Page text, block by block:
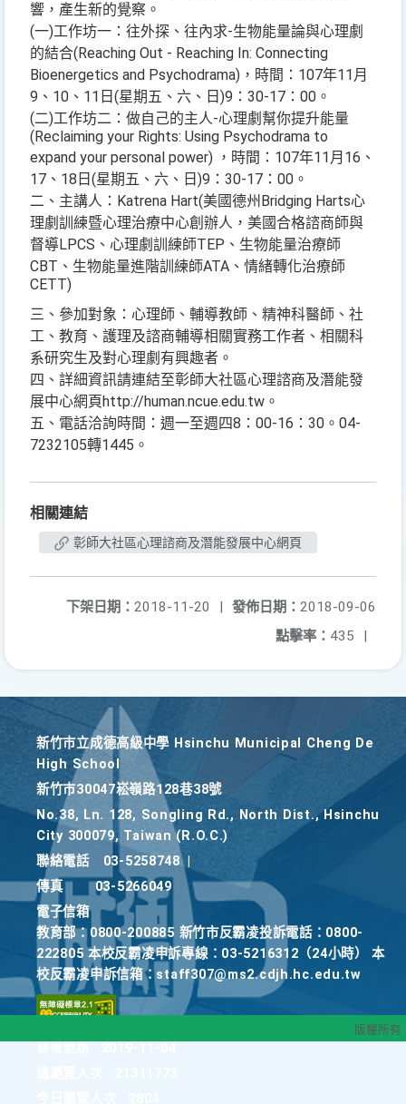
響，產生新的覺察。
(一)工作坊一：往外探、往內求-生物能量論與心理劇
的結合(Reaching Out - Reaching In: Connecting
Bioenergetics and Psychodrama)，時間：107年11月
9、10、11日(星期五、六、日)9：30-17：00。
(二)工作坊二：做自己的主人-心理劇幫你提升能量
(Reclaiming your Rights: Using Psychodrama to
expand your personal power) ，時間：107年11月16、
17、18日(星期五、六、日)9：30-17：00。
二、主講人：Katrena Hart(美國德州Bridging Harts心
理劇訓練暨心理治療中心創辦人，美國合格諮商師與
督導LPCS、心理劇訓練師TEP、生物能量治療師
CBT、生物能量進階訓練師ATA、情緒轉化治療師
CETT)
三、參加對象：心理師、輔導教師、精神科醫師、社
工、教育、護理及諮商輔導相關實務工作者、相關科
系研究生及對心理劇有興趣者。
四、詳細資訊請連結至彰師大社區心理諮商及潛能發
展中心網頁http://human.ncue.edu.tw。
五、電話洽詢時間：週一至週四8：00-16：30。04-
7232105轉1445。
相關連結
彰師大社區心理諮商及潛能發展中心網頁
發佈日期： 2018-09-06
下架日期： 2018-11-20
|
點擊率： 435 |
新竹巿立成德高級中學 Hsinchu Municipal Cheng De
High School
新竹巿30047崧嶺路128巷38號
No.38, Ln. 128, Songling Rd., North Dist., Hsinchu
City 300079, Taiwan (R.O.C.)
聯絡電話
03-5258748
傳真
03-5266049
電子信箱
教育部：0800-200885 新竹市反霸凌投訴電話：0800-
222805 本校反霸凌申訴專線：03-5216312（24小時） 本
校反霸凌申訴信箱：staff307@ms2.cdjh.hc.edu.tw
版權所有